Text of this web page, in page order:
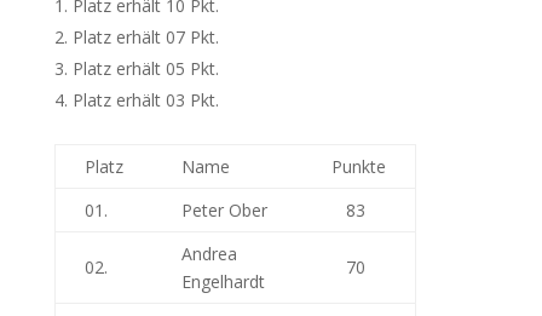
Platz erhält 10 Pkt.
Platz erhält 07 Pkt.
Platz erhält 05 Pkt.
Platz erhält 03 Pkt.
Platz Name
Punkte
01.
Peter Ober 83
02.
Andrea
Engelhardt
70